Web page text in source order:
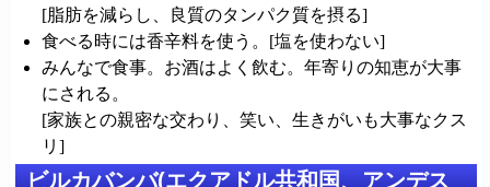
[脂肪を減らし、良質のタンパク質を摂る]
食べる時には香辛料を使う。[塩を使わない]
みんなで食事。お酒はよく飲む。年寄りの知恵が大事
にされる。
[家族との親密な交わり、笑い、生きがいも大事なクス
リ]
ビルカバンバ(エクアドル共和国、アンデス